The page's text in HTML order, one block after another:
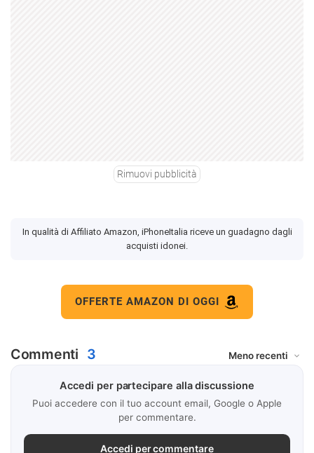
Rimuovi pubblicità
In qualità di Affiliato Amazon, iPhoneItalia riceve un guadagno dagli
acquisti idonei.
OFFERTE AMAZON DI OGGI
Commenti 3
Accedi per partecipare alla discussione
Puoi accedere con il tuo account email, Google o Apple
per commentare.
Accedi per commentare